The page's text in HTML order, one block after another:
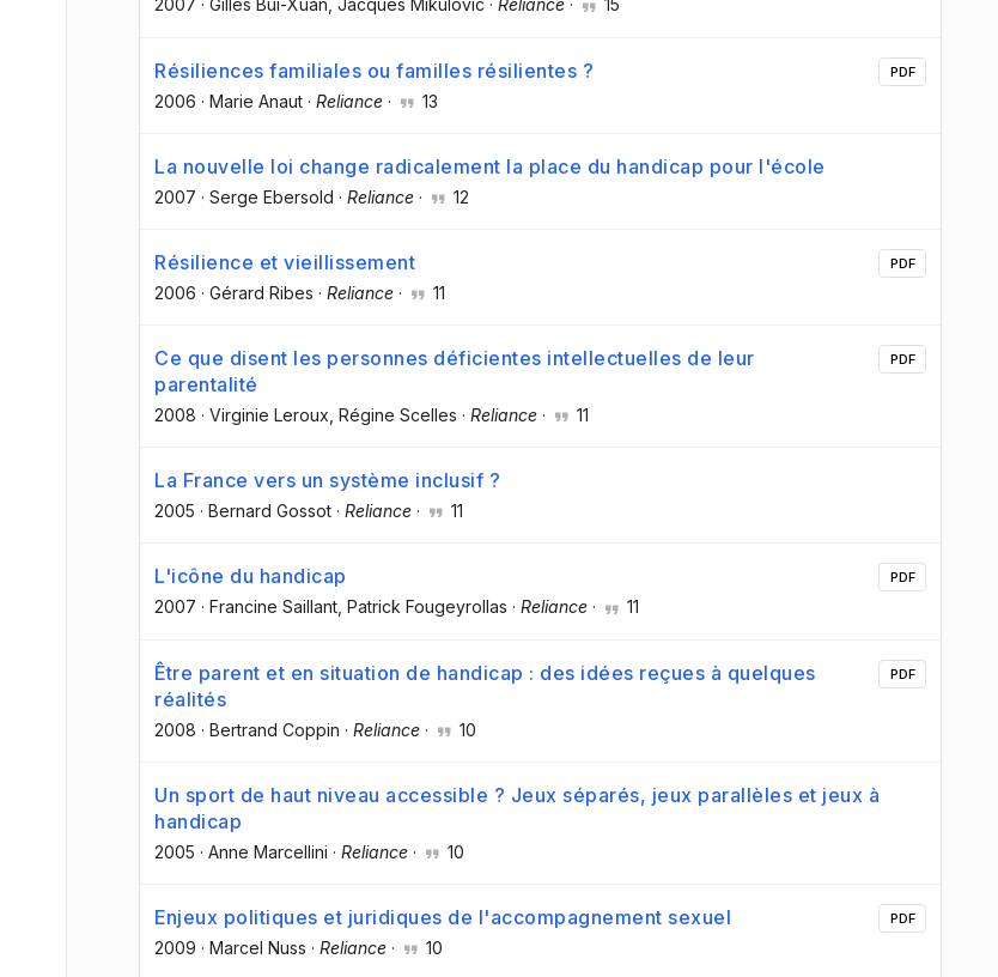
2007 · Gilles Bui-Xuân , Jacques Mikulovic · Reliance · 15
Résiliences familiales ou familles résilientes ?
2006 · Marie Anaut · Reliance · 13
PDF
La nouvelle loi change radicalement la place du handicap pour l'école
2007 · Serge Ebersold · Reliance · 12
Résilience et vieillissement
2006 · Gérard Ribes · Reliance · 11
PDF
Ce que disent les personnes déficientes intellectuelles de leur
parentalité
2008 · Virginie Leroux , Régine Scelles · Reliance · 11
PDF
La France vers un système inclusif ?
2005 · Bernard Gossot · Reliance · 11
L'icône du handicap
2007 · Francine Saillant, Patrick Fougeyrollas · Reliance · 11
PDF
Être parent et en situation de handicap : des idées reçues à quelques
réalités
2008 · Bertrand Coppin · Reliance · 10
PDF
Un sport de haut niveau accessible ? Jeux séparés, jeux parallèles et jeux à
handicap
2005 · Anne Marcellini · Reliance · 10
Enjeux politiques et juridiques de l'accompagnement sexuel
2009 · Marcel Nuss · Reliance · 10
PDF